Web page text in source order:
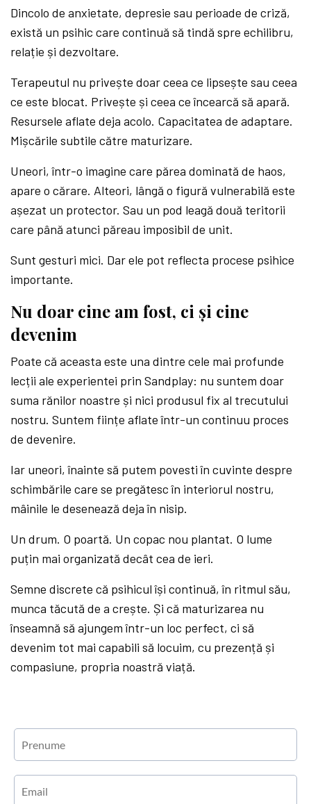
Dincolo de anxietate, depresie sau perioade de criză,
există un psihic care continuă să tindă spre echilibru,
relație și dezvoltare.
Terapeutul nu privește doar ceea ce lipsește sau ceea
ce este blocat. Privește și ceea ce încearcă să apară.
Resursele aflate deja acolo. Capacitatea de adaptare.
Mișcările subtile către maturizare.
Uneori, într-o imagine care părea dominată de haos,
apare o cărare. Alteori, lângă o figură vulnerabilă este
așezat un protector. Sau un pod leagă două teritorii
care până atunci păreau imposibil de unit.
Sunt gesturi mici. Dar ele pot reflecta procese psihice
importante.
Nu doar cine am fost, ci și cine
devenim
Poate că aceasta este una dintre cele mai profunde
lecții ale experientei prin Sandplay: nu suntem doar
suma rănilor noastre și nici produsul fix al trecutului
nostru. Suntem ființe aflate într-un continuu proces
de devenire.
Iar uneori, înainte să putem povesti în cuvinte despre
schimbările care se pregătesc în interiorul nostru,
mâinile le desenează deja în nisip.
Un drum. O poartă. Un copac nou plantat. O lume
puțin mai organizată decât cea de ieri.
Semne discrete că psihicul își continuă, în ritmul său,
munca tăcută de a crește. Și că maturizarea nu
înseamnă să ajungem într-un loc perfect, ci să
devenim tot mai capabili să locuim, cu prezență și
compasiune, propria noastră viață.